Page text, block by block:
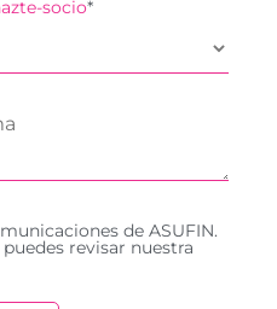
socio*
de ASUFIN.
revisar nuestra